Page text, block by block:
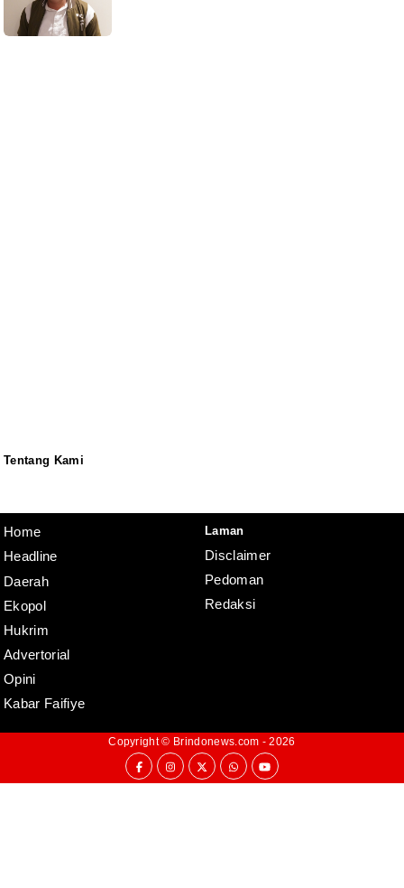
Tentang Kami
Home
Headline
Daerah
Ekopol
Hukrim
Advertorial
Opini
Kabar Faifiye
Laman
Disclaimer
Pedoman
Redaksi
Copyright © Brindonews.com - 2026